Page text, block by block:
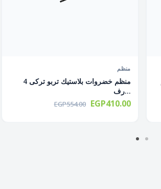
منظم
منظم خضروات بلاستيك تربو تركى 4
رف...
EGP554.00 EGP410.00